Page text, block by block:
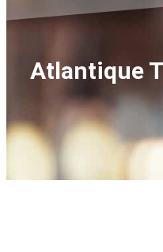
Atlantique